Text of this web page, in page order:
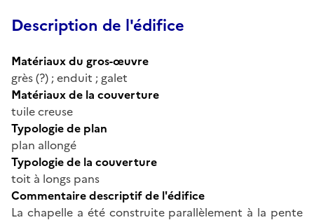
Description de l'édifice
Matériaux du gros-œuvre
grès (?) ; enduit ; galet
Matériaux de la couverture
tuile creuse
Typologie de plan
plan allongé
Typologie de la couverture
toit à longs pans
Commentaire descriptif de l'édifice
La chapelle a été construite parallèlement à la pente